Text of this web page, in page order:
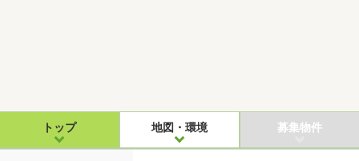
トップ 地図・環境 募集物件